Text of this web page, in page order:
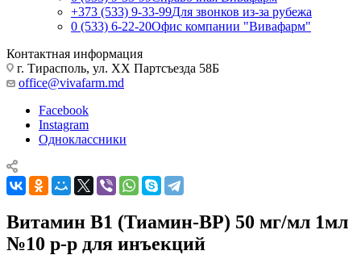
+373 (533) 9-33-99Для звонков из-за рубежа
0 (533) 6-22-20Офис компании "Вивафарм"
Контактная информация
г. Тирасполь, ул. ХХ Партсъезда 58Б
office@vivafarm.md
Facebook
Instagram
Одноклассники
Витамин В1 (Тиамин-ВР) 50 мг/мл 1мл
№10 р-р для инъекций